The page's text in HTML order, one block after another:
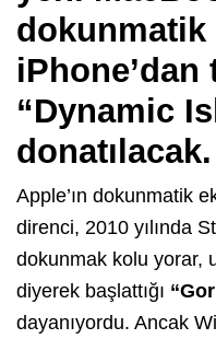
dokunmatik
iPhone’dan
“Dynamic
donatılacak.
Apple’ın dokunmatik
direnci, 2010 yılında
dokunmak kolu yorar,
diyerek başlattığı
dayanıyordu. Ancak